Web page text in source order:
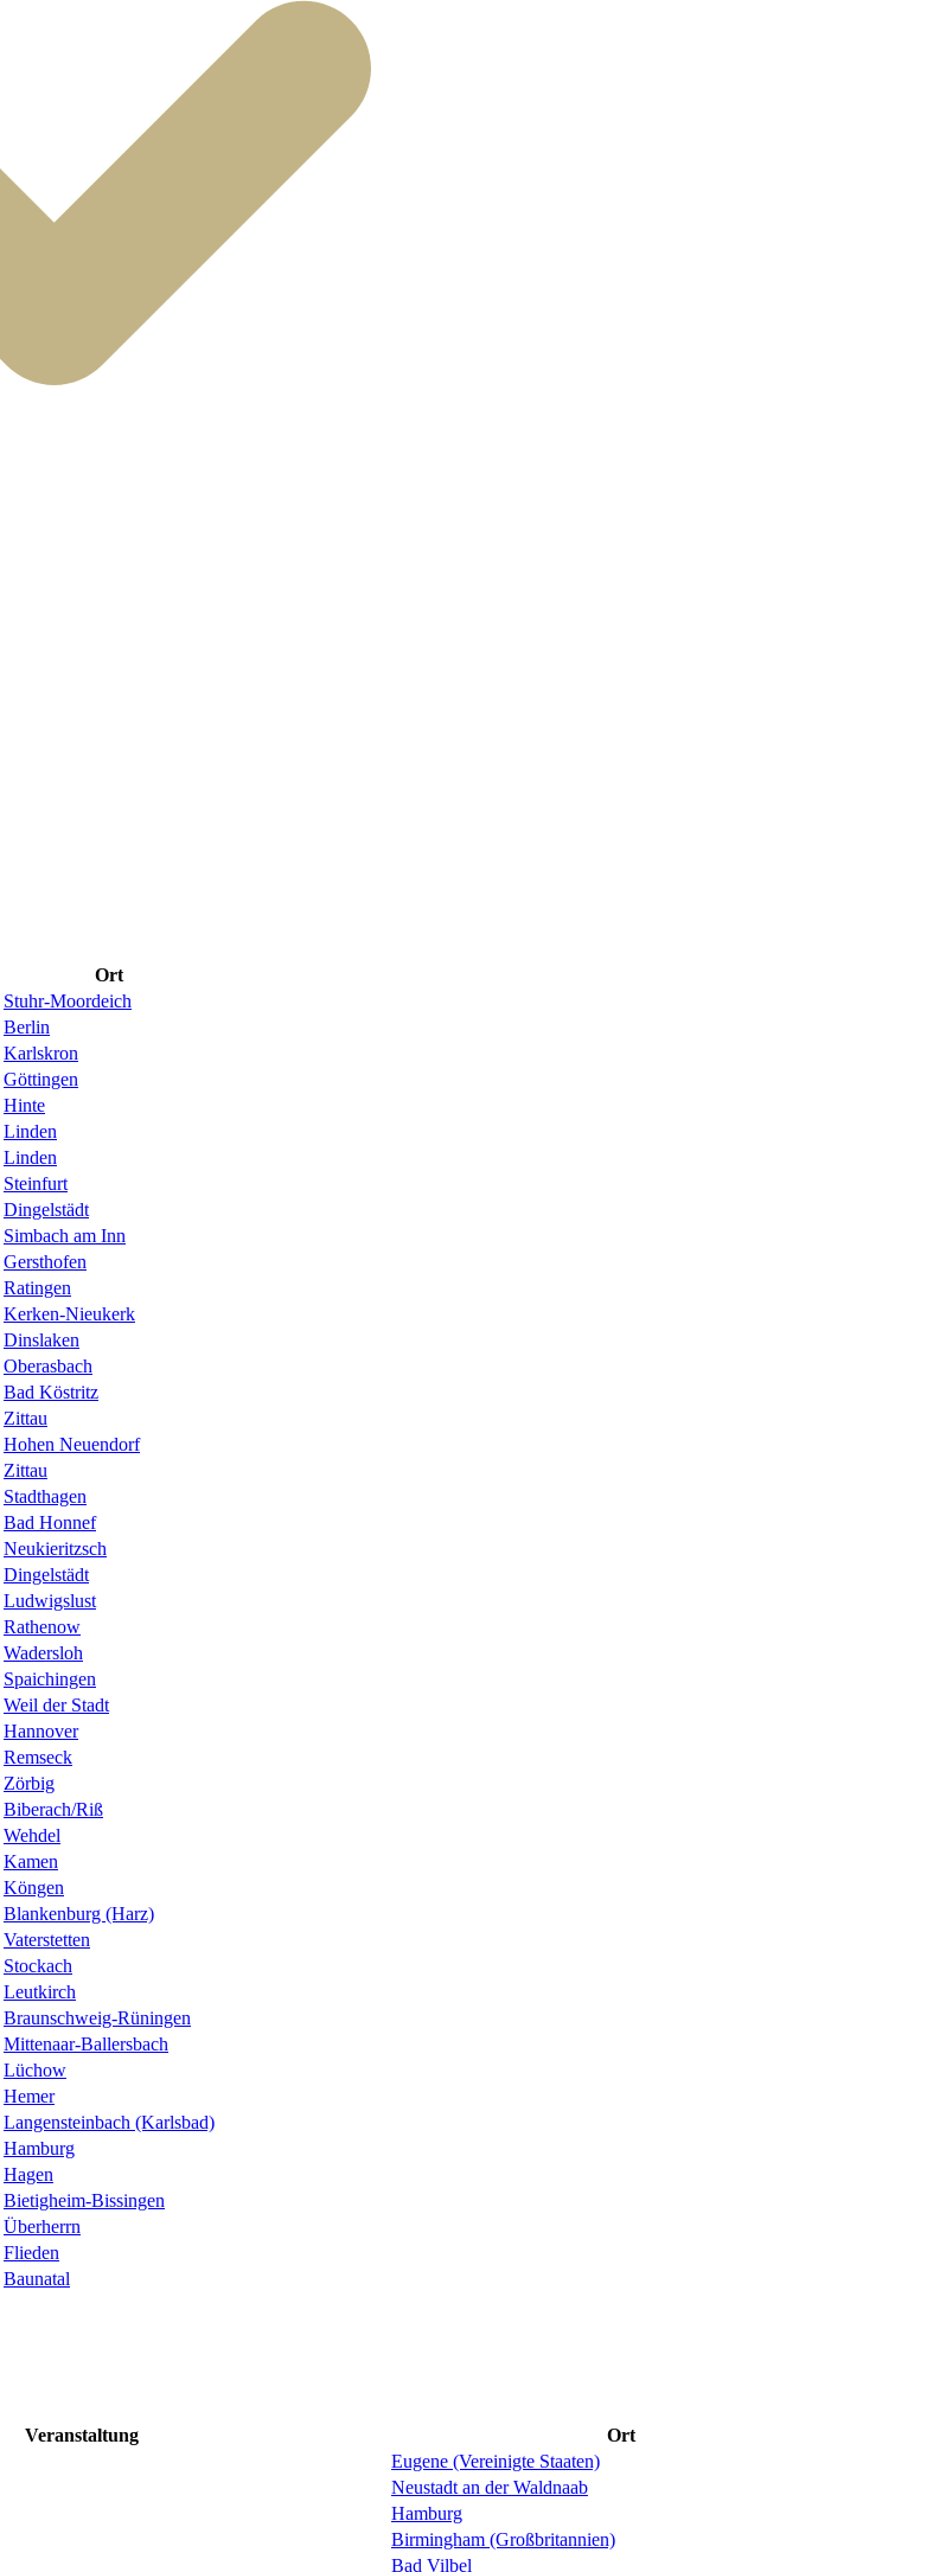
Ort
Stuhr-Moordeich
Berlin
Karlskron
Göttingen
Hinte
Linden
Linden
Steinfurt
Dingelstädt
Simbach am Inn
Gersthofen
Ratingen
Kerken-Nieukerk
Dinslaken
Oberasbach
Bad Köstritz
Zittau
Hohen Neuendorf
Zittau
Stadthagen
Bad Honnef
Neukieritzsch
Dingelstädt
Ludwigslust
Rathenow
Wadersloh
Spaichingen
Weil der Stadt
Hannover
Remseck
Zörbig
Biberach/Riß
Wehdel
Kamen
Köngen
Blankenburg (Harz)
Vaterstetten
Stockach
Leutkirch
Braunschweig-Rüningen
Mittenaar-Ballersbach
Lüchow
Hemer
Langensteinbach (Karlsbad)
Hamburg
Hagen
Bietigheim-Bissingen
Überherrn
Flieden
Baunatal
Veranstaltung
Ort
Eugene (Vereinigte Staaten)
Neustadt an der Waldnaab
Hamburg
Birmingham (Großbritannien)
Bad Vilbel